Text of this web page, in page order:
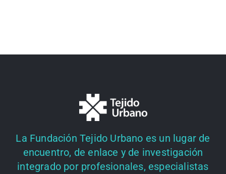
La Fundación Tejido Urbano es un lugar de
encuentro, de enlace y de investigación
integrado por profesionales, especialistas